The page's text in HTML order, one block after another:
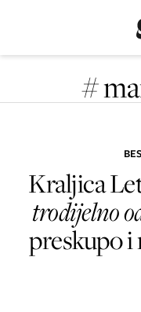
#
Kraljica
trodijelno
preskupo i